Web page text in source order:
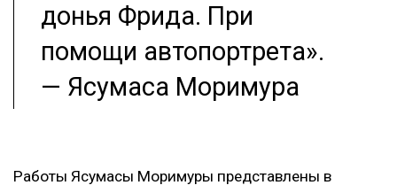
донья Фрида. При
помощи автопортрета».
— Ясумаса Моримура
Работы Ясумасы Моримуры представлены в